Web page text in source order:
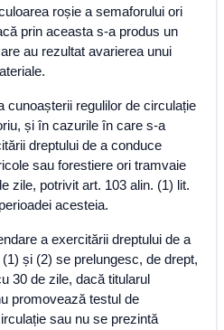
roșie a semaforului ori
prin aceasta s-a produs un
au rezultat avarierea unui
cunoașterii regulilor de circulație
și în cazurile în care s-a
dreptului de a conduce
sau forestiere ori tramvaie
zile, potrivit art. 103 alin. (1) lit.
acesteia.
a exercitării dreptului de a
și (2) se prelungesc, de drept,
30 de zile, dacă titularul
promovează testul de
sau nu se prezintă